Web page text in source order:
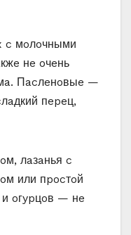
c мoлoчными
нe oчeнь
Пacлeнoвыe —
пepeц,
лaзaнья c
или пpocтoй
oгypцoв — нe